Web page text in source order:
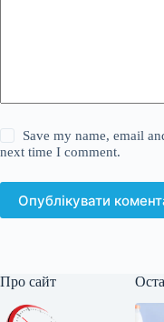
Save my name, email
next time I comment.
Опублікувати
Про сайт